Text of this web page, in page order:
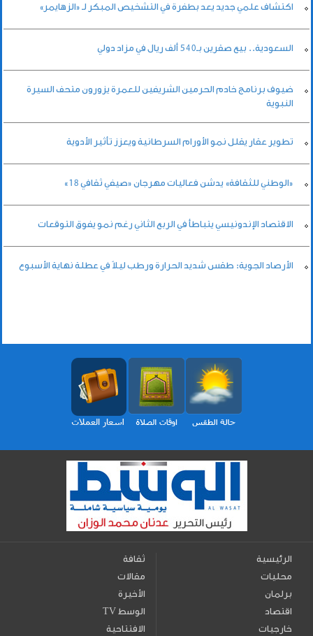
اكتشاف علمي جديد يعد بطفرة في التشخيص المبكر لـ «الزهايمر»
السعودية.. بيع صقرين بـ540 ألف ريال في مزاد دولي
ضيوف برنامج خادم الحرمين الشريفين للعمرة يزورون متحف السيرة
النبوية
تطوير عقار يقلل نمو الأورام السرطانية ويعزز تأثير الأدوية
«الوطني للثقافة» يدشن فعاليات مهرجان «صيفي ثقافي 18»
الاقتصاد الإندونيسي يتباطأ في الربع الثاني رغم نمو يفوق التوقعات
الأرصاد الجوية: طقس شديد الحرارة ورطب ليلاً في عطلة نهاية الأسبوع
الرئيسية
محليات
برلمان
اقتصاد
خارجيات
ثقافة
مقالات
الأخيرة
TV الوسط
الافتتاحية